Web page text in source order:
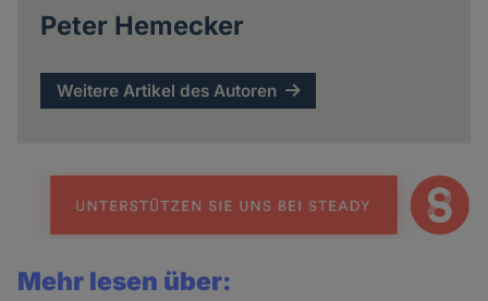
Peter Hemecker
Weitere Artikel des Autoren
Mehr lesen über: